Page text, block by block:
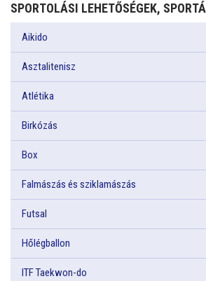
SPORTOLÁSI LEHETŐSÉGEK,
Aikido
Asztalitenisz
Atlétika
Birkózás
Box
Falmászás és sziklamászás
Futsal
Hőlégballon
ITF Taekwon-do